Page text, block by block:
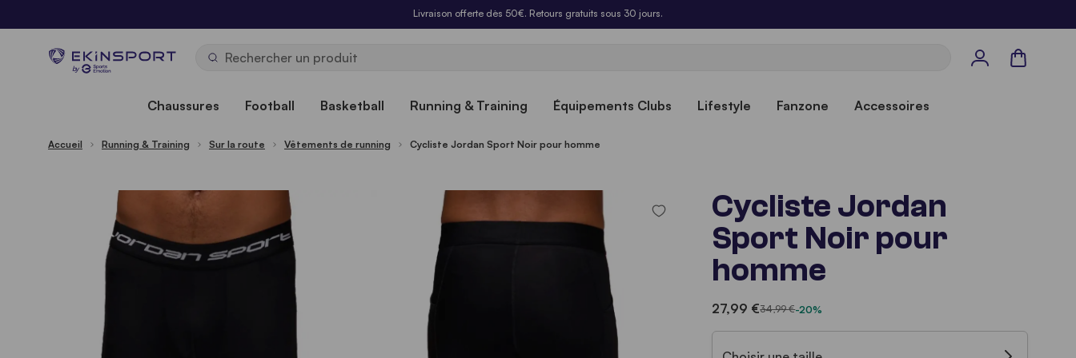
Livraison offerte dès 50€. Retours gratuits sous 30 jours.
by
Panier
Chaussures Football Basketball Running & Training Équipements Clubs Lifestyle Fanzone Accessoires
Accueil Running & Training Sur la route Vêtements de running Cycliste Jordan Sport Noir pour homme
Cycliste Jordan
Sport Noir pour
homme
27,99 €34,99 €-20%